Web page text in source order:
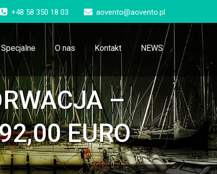
+48 58 350 18 03 aovento@aovento.pl
O nas Kontakt NEWS
–
EURO